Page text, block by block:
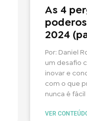
As 4
2024
Por: Daniel
um desafio
inovar e
com o que
nunca é
VER